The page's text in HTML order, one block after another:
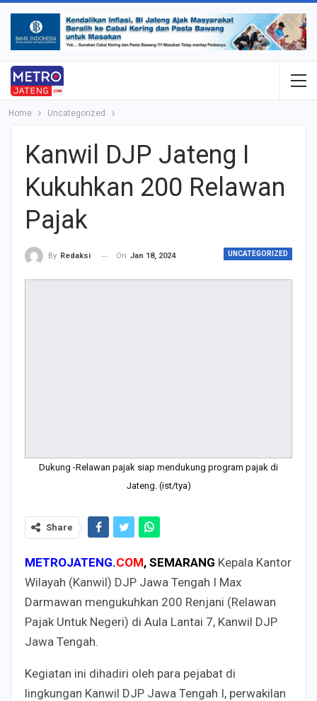
Home Uncategorized
Kanwil DJP Jateng I
Kukuhkan 200 Relawan
Pajak
UNCATEGORIZED
By Redaksi On Jan 18, 2024
Dukung -Relawan pajak siap mendukung program pajak di
Jateng. (ist/tya)
Share
METROJATENG.COM, SEMARANG Kepala Kantor
Wilayah (Kanwil) DJP Jawa Tengah I Max
Darmawan mengukuhkan 200 Renjani (Relawan
Pajak Untuk Negeri) di Aula Lantai 7, Kanwil DJP
Jawa Tengah.
Kegiatan ini dihadiri oleh para pejabat di
lingkungan Kanwil DJP Jawa Tengah I, perwakilan